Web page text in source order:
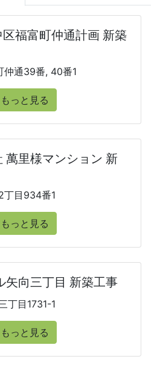
福富町仲通計画 新築
仲通39番, 40番1
もっと見る
萬里様マンション 新
丁目934番1
もっと見る
矢向三丁目 新築工事
丁目1731-1
もっと見る